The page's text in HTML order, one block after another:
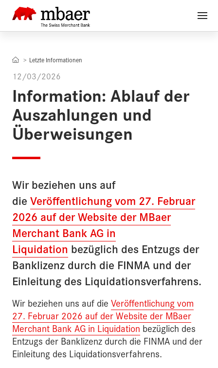
Letzte Informationen
12/03/2026
Information: Ablauf der
Auszahlungen und
Überweisungen
Wir beziehen uns auf
die Veröffentlichung vom 27. Februar
2026 auf der Website der MBaer
Merchant Bank AG in
Liquidation bezüglich des Entzugs der
Banklizenz durch die FINMA und der
Einleitung des Liquidationsverfahrens.
Wir beziehen uns auf die Veröffentlichung vom
27. Februar 2026 auf der Website der MBaer
Merchant Bank AG in Liquidation bezüglich des
Entzugs der Banklizenz durch die FINMA und der
Einleitung des Liquidationsverfahrens.